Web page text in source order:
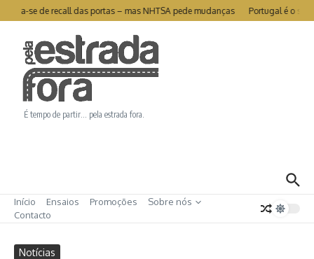
Ir para o conteúdo
se de recall das portas – mas NHTSA pede mudanças Portugal é o
É tempo de partir… pela estrada fora.
Início Ensaios Promoções
Sobre nós
Contacto
Notícias